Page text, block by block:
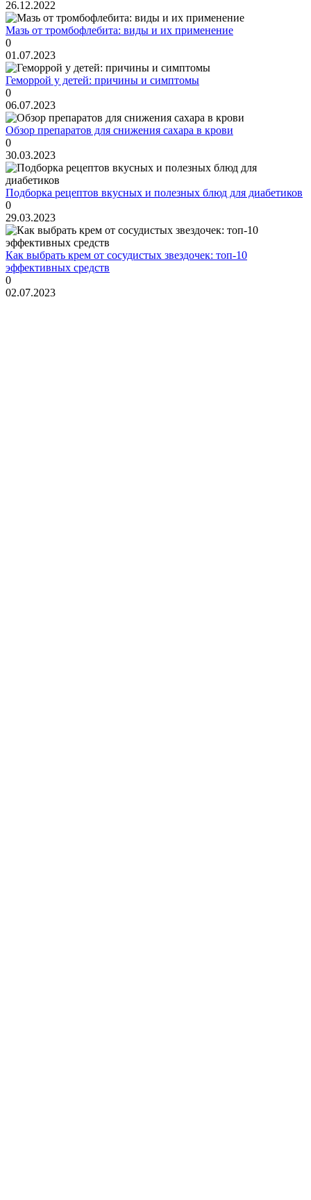
26.12.2022
Мазь от тромбофлебита: виды и их применение
0
01.07.2023
Геморрой у детей: причины и симптомы
0
06.07.2023
Обзор препаратов для снижения сахара в крови
0
30.03.2023
Подборка рецептов вкусных и полезных блюд для диабетиков
0
29.03.2023
Как выбрать крем от сосудистых звездочек: топ-10
эффективных средств
0
02.07.2023